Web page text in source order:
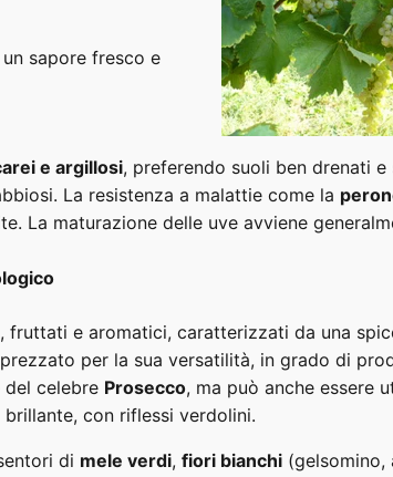
sapore fresco e
e argillosi, preferendo suoli ben drenati
La resistenza a malattie come la
La maturazione delle uve avviene
fruttati e aromatici, caratterizzati da una
per la sua versatilità, in grado di
celebre Prosecco, ma può anche essere
con riflessi verdolini.
di mele verdi, fiori bianchi (gelsomino,